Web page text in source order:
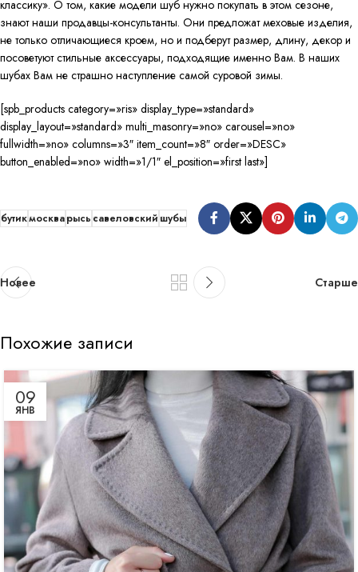
классику». О том, какие модели шуб нужно покупать в этом сезоне,
знают наши продавцы-консультанты. Они предложат меховые изделия,
не только отличающиеся кроем, но и подберут размер, длину, декор и
посоветуют стильные аксессуары, подходящие именно Вам. В наших
шубах Вам не страшно наступление самой суровой зимы.
[spb_products category=»ris» display_type=»standard»
display_layout=»standard» multi_masonry=»no» carousel=»no»
fullwidth=»no» columns=»3″ item_count=»8″ order=»DESC»
button_enabled=»no» width=»1/1″ el_position=»first last»]
бутикмоскварысьсавеловскийшубы
Новее Старше
Похожие записи
09
ЯНВ